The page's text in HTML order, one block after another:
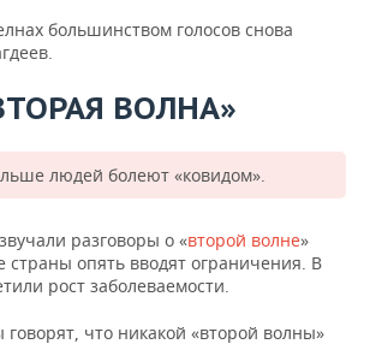
большинством голосов снова
ВОЛНА»
людей болеют «ковидом».
разговоры о «второй волне»
страны опять вводят ограничения. В
рост заболеваемости.
говорят, что никакой «второй волны»